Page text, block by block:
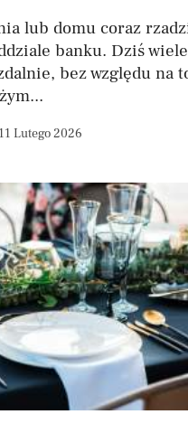
lub domu coraz
banku. Dziś
bez względu na
11 Lutego 2026